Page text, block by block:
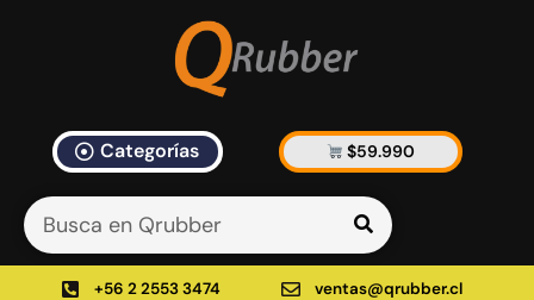
Categorías $59.990
+56 2 2553 3474 ventas@qrubber.cl
Artículos Blog
535 results found in 9ms
Filtrar